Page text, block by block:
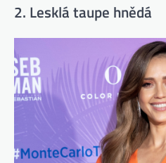
2. Lesklá taupe hnědá